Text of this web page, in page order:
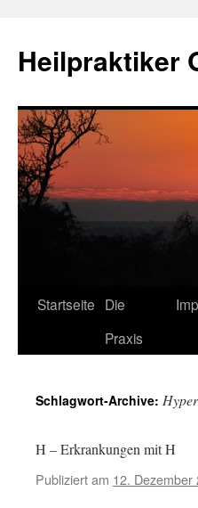
Heilpraktiker
Zum
Startseite Die
Praxis
Schlagwort-Archive:
H – Erkrankungen mit H
Publiziert am 12. Dezember